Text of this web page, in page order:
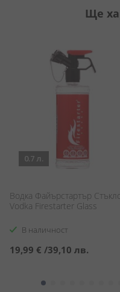
Ще
0.7 л.
Водка Файърстартър
Vodka Firestarter Glass
В наличност
19,99 € /39,10 лв.